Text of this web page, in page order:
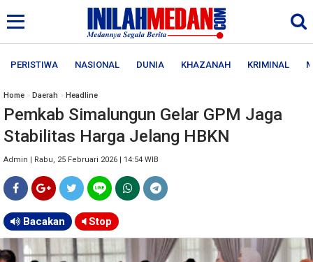
PERISTIWA NASIONAL DUNIA KHAZANAH KRIMINAL
Home » Daerah » Headline
Pemkab Simalungun Gelar GPM Jaga
Stabilitas Harga Jelang HBKN
Admin | Rabu, 25 Februari 2026 | 14:54 WIB
Bacakan Stop